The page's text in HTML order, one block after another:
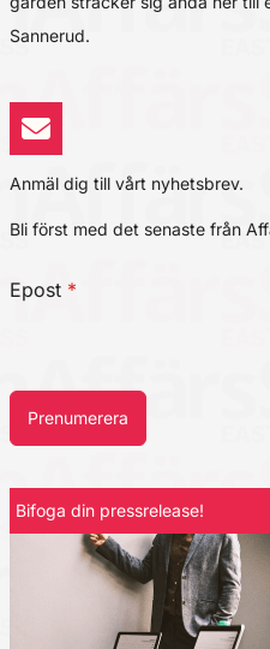
Sannerud.
Anmäl dig till vårt nyhetsbrev.
Bli först med det senaste från
Epost *
Prenumerera
Bifoga din pressrelease!